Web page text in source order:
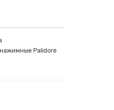
Palidore